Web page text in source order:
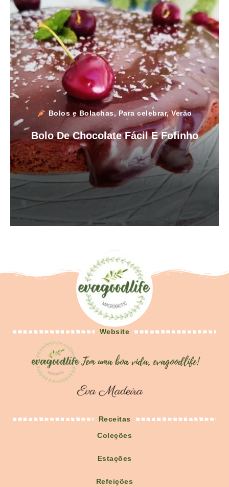
Bolos e Bolachas,Para celebrar,Verão
Bolo De Chocolate Fácil E Fofinho
Website
Receitas
Coleções
Estações
Refeições